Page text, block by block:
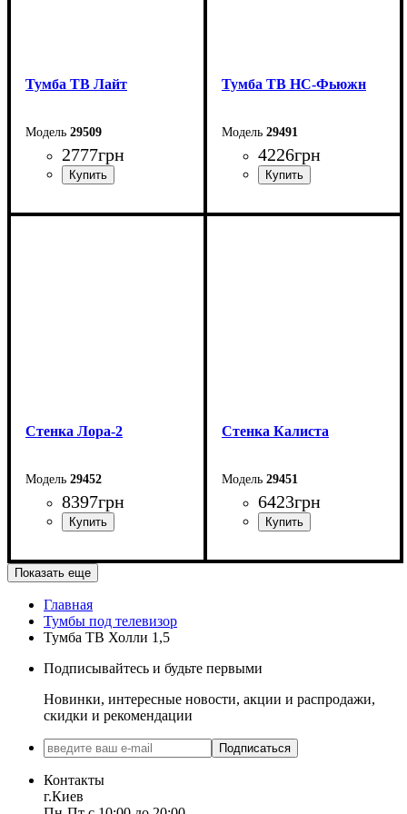
Тумба ТВ Лайт
29509
2777грн
Ширина: 178 см
Тумба ТВ НС-Фьюжн
29491
4226грн
Ширина: 180 см
Стенка Лора-2
29452
8397грн
Ширина: 240 см
Высота: 202,4 см
Глубина: 45 см
Стенка Калиста
29451
6423грн
Ширина: 265 см
Показать еще
Главная
Тумбы под телевизор
Тумба ТВ Холли 1,5
Подписывайтесь и будьте первыми
Новинки, интересные новости, акции и распродажи,
скидки и рекомендации
Подписаться
Контакты
г.Киев